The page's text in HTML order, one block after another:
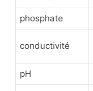
phosphate
conductivité
pH